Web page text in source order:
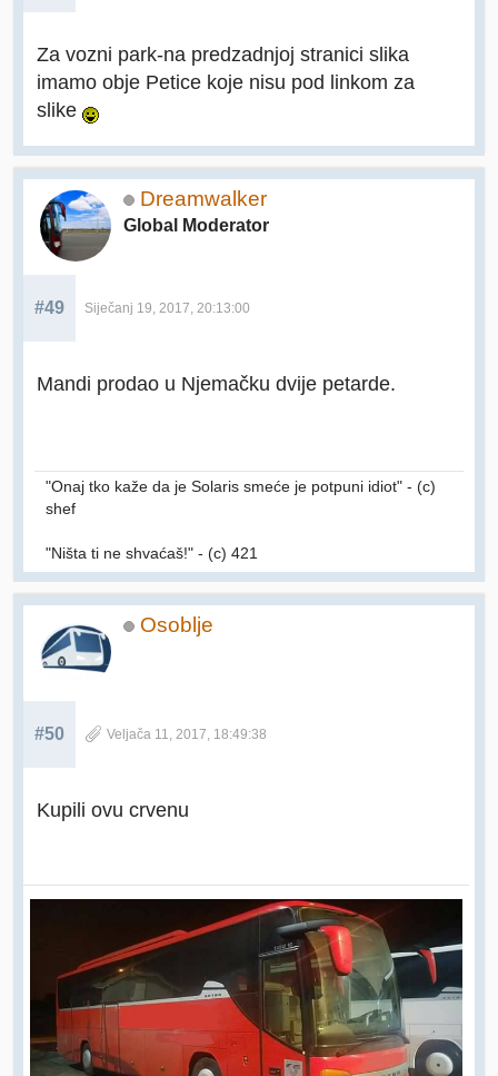
Za vozni park-na predzadnjoj stranici slika
imamo obje Petice koje nisu pod linkom za
slike
Dreamwalker
Global Moderator
#49 Siječanj 19, 2017, 20:13:00
Mandi prodao u Njemačku dvije petarde.
"Onaj tko kaže da je Solaris smeće je potpuni idiot" - (c)
shef
"Ništa ti ne shvaćaš!" - (c) 421
Osoblje
#50 Veljača 11, 2017, 18:49:38
Kupili ovu crvenu